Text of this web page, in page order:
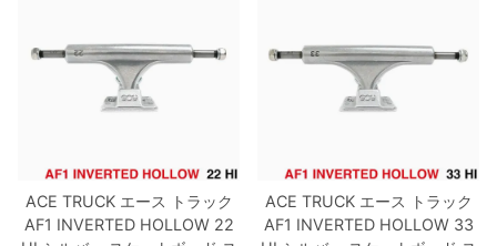
ACE TRUCKエース トラック
AF1 INVERTED HOLLOW22
ACE TRUCKエース トラック
AF1 INVERTED HOLLOW33